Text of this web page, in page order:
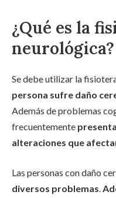
¿Qué es la
neurológica?
Se debe utilizar la
persona sufre daño
Además de problemas
frecuentemente
alteraciones que
Las personas con daño
diversos problemas.